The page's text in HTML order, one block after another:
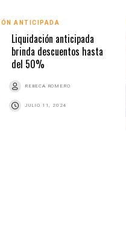
ANTICIPADA
Liquidación anticipada
brinda descuentos hasta
del 50%
REBECA ROMERO
JULIO 11, 2024